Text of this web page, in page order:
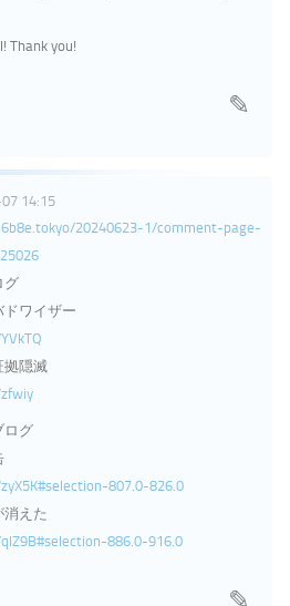
Thank you!
14:15
20240623-1/comment-page-
グ
ドワイザー
隠滅
ログ
807.0-826.0
えた
886.0-916.0